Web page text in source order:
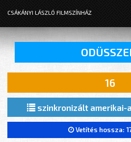
CSÁKÁNYI LÁSZLÓ FILMSZÍNHÁZ
16
szinkronizált amerikai-
Vetítés hossza: